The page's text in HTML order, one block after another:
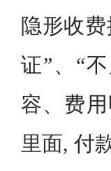
隐形收
证”、“
容、费
里面, 付